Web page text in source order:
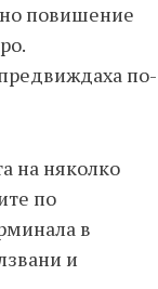
повишение
по-
на няколко
по
в
и